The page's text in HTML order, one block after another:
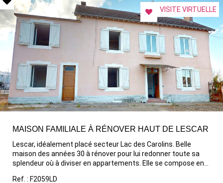
VISITE VIRTUELLE
MAISON FAMILIALE À RÉNOVER HAUT DE LESCAR
Lescar, idéalement placé secteur Lac des Carolins. Belle
maison des années 30 à rénover pour lui redonner toute sa
splendeur où à diviser en appartements. Elle se compose en
Ref. : F2059LD